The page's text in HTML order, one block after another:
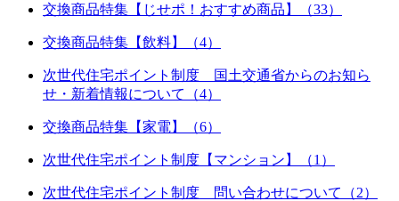
交換商品特集【じせポ！おすすめ商品】（33）
交換商品特集【飲料】（4）
次世代住宅ポイント制度 国土交通省からのお知ら
せ・新着情報について（4）
交換商品特集【家電】（6）
次世代住宅ポイント制度【マンション】（1）
次世代住宅ポイント制度 問い合わせについて（2）